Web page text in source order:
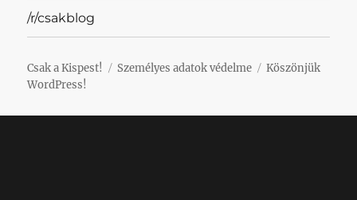
/r/csakblog
Csak a Kispest! Személyes adatok védelme
Köszönjük
WordPress!